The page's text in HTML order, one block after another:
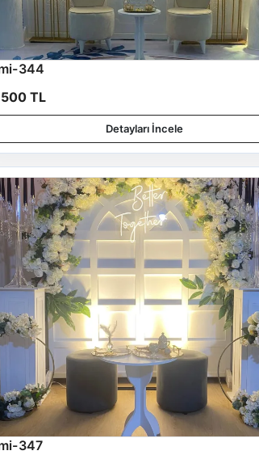
344
TL
Detayları İncele
347